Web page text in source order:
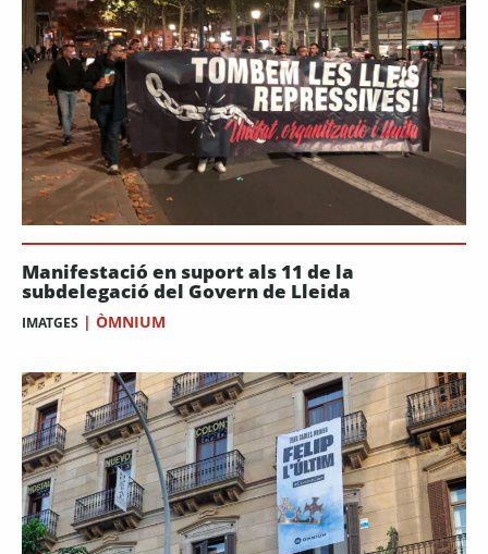
Manifestació en suport als 11 de la
subdelegació del Govern de Lleida
IMATGES | ÒMNIUM